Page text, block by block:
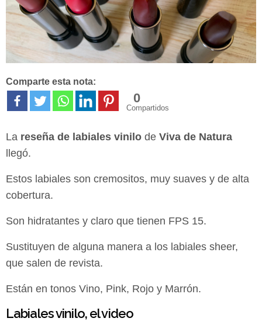
Comparte esta nota:
0
Compartidos
La reseña de labiales vinilo de Viva de Natura
llegó.
Estos labiales son cremositos, muy suaves y de alta
cobertura.
Son hidratantes y claro que tienen FPS 15.
Sustituyen de alguna manera a los labiales sheer,
que salen de revista.
Están en tonos Vino, Pink, Rojo y Marrón.
Labiales vinilo, el video